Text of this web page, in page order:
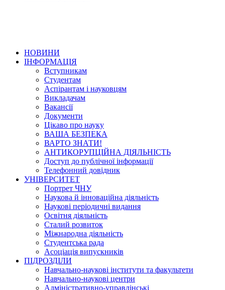
НОВИНИ
ІНФОРМАЦІЯ
Вступникам
Студентам
Аспірантам і науковцям
Викладачам
Вакансії
Документи
Цікаво про науку
ВАША БЕЗПЕКА
ВАРТО ЗНАТИ!
АНТИКОРУПЦІЙНА ДІЯЛЬНІСТЬ
Доступ до публічної інформації
Телефонний довідник
УНІВЕРСИТЕТ
Портрет ЧНУ
Наукова й інноваційна діяльність
Наукові періодичні видання
Освітня діяльність
Сталий розвиток
Міжнародна діяльність
Студентська рада
Асоціація випускників
ПІДРОЗДІЛИ
Навчально-наукові інститути та факультети
Навчально-наукові центри
Адміністративно-управлінські